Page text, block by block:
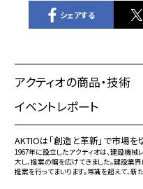
シェアする
アクティオの商品・技術
イベントレポート
AKTIOは「創造と革新」で市場を
1967年に設立したアクティオは、建設機械
大し、提案の幅を広げてきました。建設業
提案を行ってまいります。常識を超えて、新